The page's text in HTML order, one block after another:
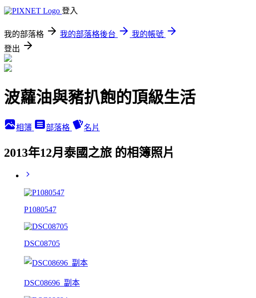
登入
我的部落格 我的部落格後台
我的帳號
登出
波蘿油與豬扒飽的頂級生活
相簿 部落格 名片
2013年12月泰國之旅 的相簿照片
P1080547
DSC08705
DSC08696_副本